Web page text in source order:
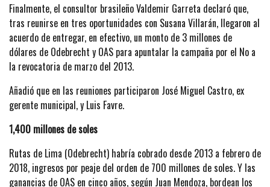
Finalmente, el consultor brasileño Valdemir Garreta declaró que,
tras reunirse en tres oportunidades con Susana Villarán, llegaron al
acuerdo de entregar, en efectivo, un monto de 3 millones de
dólares de Odebrecht y OAS para apuntalar la campaña por el No a
la revocatoria de marzo del 2013.
Añadió que en las reuniones participaron José Miguel Castro, ex
gerente municipal, y Luis Favre.
1,400 millones de soles
Rutas de Lima (Odebrecht) habría cobrado desde 2013 a febrero de
2018, ingresos por peaje del orden de 700 millones de soles. Y las
ganancias de OAS en cinco años, según Juan Mendoza, bordean los